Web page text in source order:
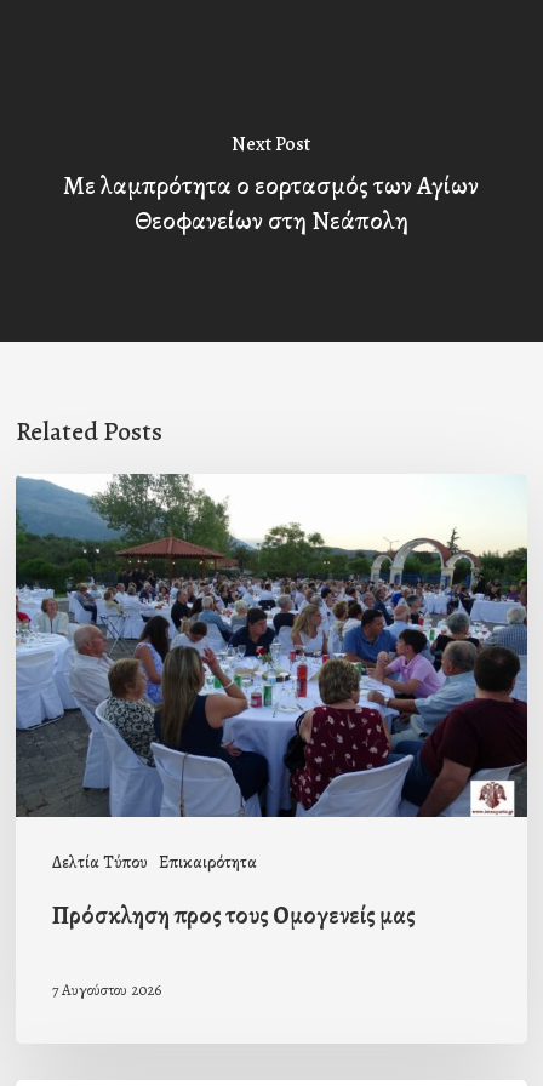
Next Post
Με λαμπρότητα ο εορτασμός των Αγίων
Θεοφανείων στη Νεάπολη
Related Posts
Δελτία Τύπου Επικαιρότητα
Πρόσκληση
προς
τους
Ομογενείς
μας
Πρόσκληση προς τους Ομογενείς μας
7 Αυγούστου 2026